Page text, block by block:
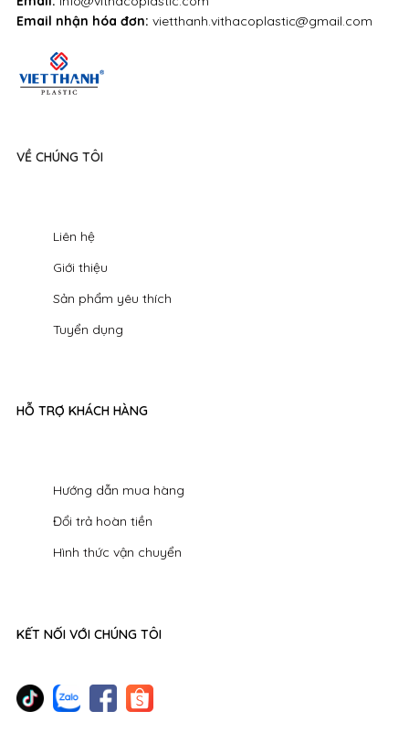
VỀ CHÚNG TÔI
Liên hệ
Giới thiệu
Sản phẩm yêu thích
Tuyển dụng
HỖ TRỢ KHÁCH HÀNG
Hướng dẫn mua hàng
Đổi trả hoàn tiền
Hình thức vận chuyển
KẾT NỐI VỚI CHÚNG TÔI
Email nhận hóa đơn: vietthanh.vithacoplastic@gmail.com